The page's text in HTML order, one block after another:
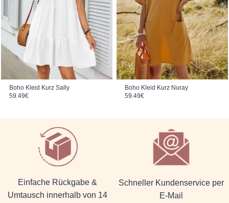
Boho Kleid Kurz Sally
59.49€
Boho Kleid Kurz Nuray
59.49€
Einfache Rückgabe &
Umtausch innerhalb von 14
Schneller Kundenservice per
E-Mail